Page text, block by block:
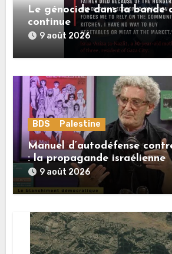
Le génocide dans la bande
continue
9 août 2026
BDS Palestine
Manuel d’autodéfense
: la propagande israélienne
9 août 2026